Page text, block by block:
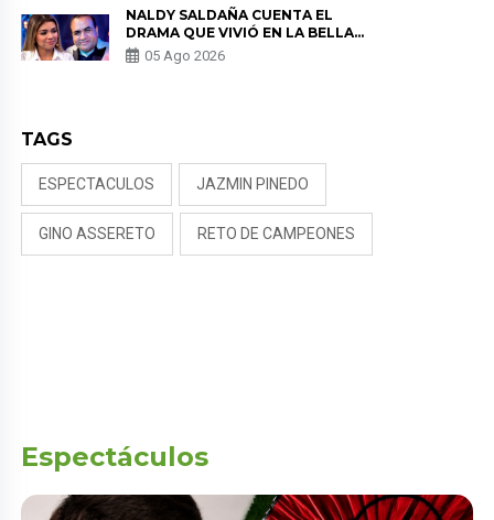
NALDY SALDAÑA CUENTA EL
DRAMA QUE VIVIÓ EN LA BELLA
LUZ TRAS DENUNCIA AL
DIRECTOR MUSICAL: “NO ME
05 Ago 2026
TAGS
ESPECTACULOS JAZMIN PINEDO
GINO ASSERETO RETO DE CAMPEONES
Espectáculos